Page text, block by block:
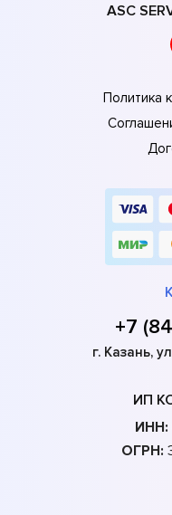
ASC
Политика
+7
г. Казань,
ИП
ИНН:
ОГРН: